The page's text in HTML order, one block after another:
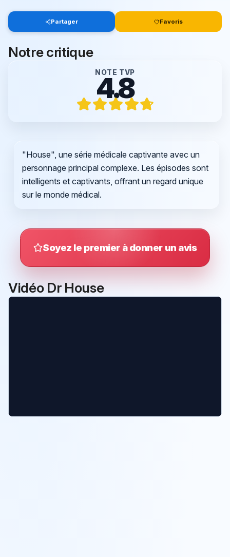
Partager Favoris
Notre critique
NOTE TVP
4.8
"House", une série médicale captivante avec un
personnage principal complexe. Les épisodes sont
intelligents et captivants, offrant un regard unique
sur le monde médical.
Soyez le premier à donner un avis
Vidéo Dr House